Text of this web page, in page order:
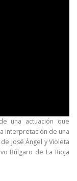
una actuación que
interpretación de una
José Ángel y Violeta
Búlgaro de La Rioja